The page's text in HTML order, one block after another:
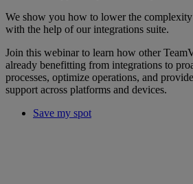
We show you how to lower the
with the help of our integrations suite.
Join this webinar to learn how other
already benefitting from integrations to
processes, optimize operations, and
support across platforms and devices.
Save my spot